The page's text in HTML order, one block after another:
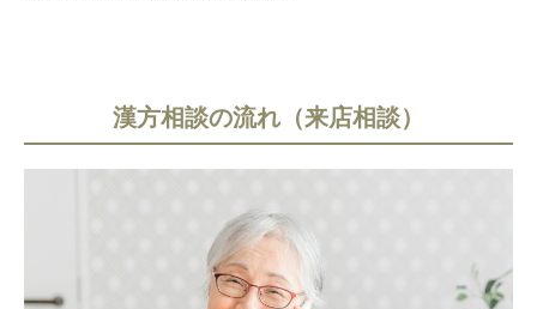
漢方相談の流れ（来店相談）